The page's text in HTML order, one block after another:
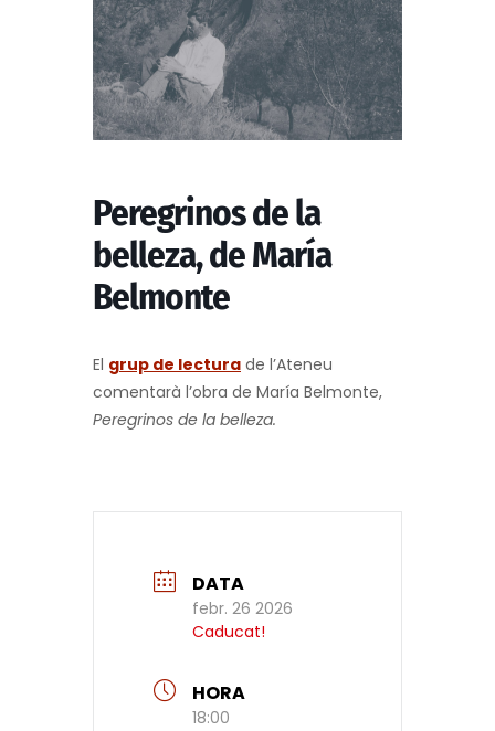
Peregrinos de la
belleza, de María
Belmonte
El grup de lectura de l’Ateneu
comentarà l’obra de María Belmonte,
Peregrinos de la belleza.
DATA
febr. 26 2026
Caducat!
HORA
18:00